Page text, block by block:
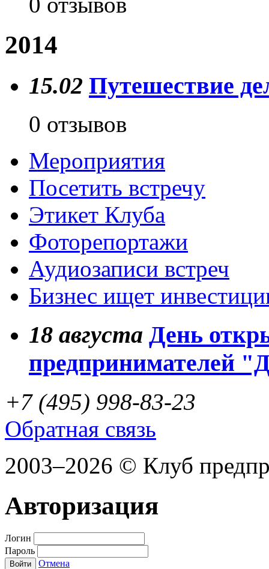
2014
15.02 Путешествие
0 отзывов
Мероприятия
Посетить встречу
Этикет Клуба
Фоторепортажи
Аудиозаписи встреч
Бизнес ищет
18 августа День
предпринимателей
+7 (495) 998-83-23
Обратная связь
2003–2026 © Клуб
Авторизация
Логин
Пароль
Войти Отмена